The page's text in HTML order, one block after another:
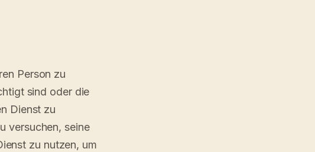
Person zu
sind oder die
Dienst zu
versuchen, seine
zu nutzen, um